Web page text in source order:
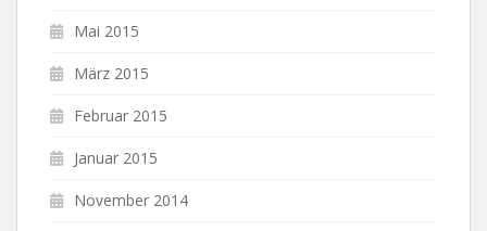
Mai 2015
März 2015
Februar 2015
Januar 2015
November 2014